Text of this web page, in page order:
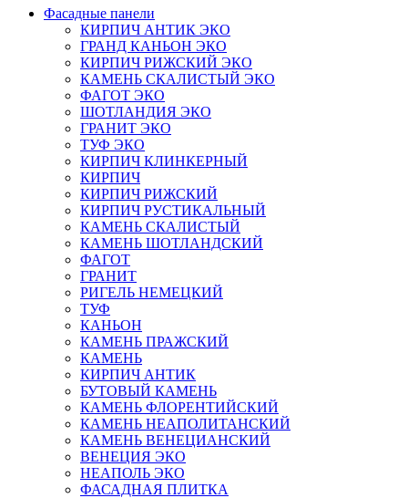
Фасадные панели
КИРПИЧ АНТИК ЭКО
ГРАНД КАНЬОН ЭКО
КИРПИЧ РИЖСКИЙ ЭКО
КАМЕНЬ СКАЛИСТЫЙ ЭКО
ФАГОТ ЭКО
ШОТЛАНДИЯ ЭКО
ГРАНИТ ЭКО
ТУФ ЭКО
КИРПИЧ КЛИНКЕРНЫЙ
КИРПИЧ
КИРПИЧ РИЖСКИЙ
КИРПИЧ РУСТИКАЛЬНЫЙ
КАМЕНЬ СКАЛИСТЫЙ
КАМЕНЬ ШОТЛАНДСКИЙ
ФАГОТ
ГРАНИТ
РИГЕЛЬ НЕМЕЦКИЙ
ТУФ
КАНЬОН
КАМЕНЬ ПРАЖСКИЙ
КАМЕНЬ
КИРПИЧ АНТИК
БУТОВЫЙ КАМЕНЬ
КАМЕНЬ ФЛОРЕНТИЙСКИЙ
КАМЕНЬ НЕАПОЛИТАНСКИЙ
КАМЕНЬ ВЕНЕЦИАНСКИЙ
ВЕНЕЦИЯ ЭКО
НЕАПОЛЬ ЭКО
ФАСАДНАЯ ПЛИТКА